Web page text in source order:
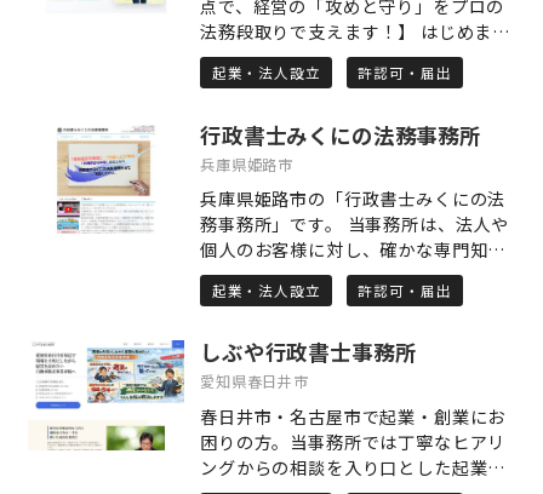
も会社経営において重要です。そのた
めにも、日ごろからどんなことであっ
てもご相談していただけるよう、経営
者の皆様とお会いする貴重な時間を今
後も大切にしていきたいと思っており
ます。
点で、経営の「攻めと守り」をプロの
法務段取りで支えます！】 はじめまし
て。 千葉県北西部（流山・柏・松戸エ
リア）を拠点とする「行政書士むらた
事務所は「丁寧な対応と、迅速な実
行。事業を、前へ。」をモットーに、
設立・許認可から契約まで、お客様の
大切な事業を止めず、さらに加速させ
るための最適な段取りをご提案する専
門家です。 ■ 当事務所が選ばれる「3
つの約束」 1. 「法律」を「武器」に変
える 複雑な法規制をただ守るだけでな
く、元ITエンジニア時代に培った論理
的思考力で、お客様が有利に事業を進
められるための最適な活用法をご提案
します。 2. 孤独な決断に寄り添う 人
材会社役員としての経営経験があるか
らこそ、経営者の皆様の孤独と責任の
重さを深く理解しています。 単なる代
起業・法人設立 許認可・届出
行政書士みくにの法務事務所
兵庫県姫路市
兵庫県姫路市の「行政書士みくにの法
務事務所」です。 当事務所は、法人や
個人のお客様に対し、確かな専門知識
と高品質なサービスでお応えしていま
す。建設業許申請、在留資格関連、法
手続きなど、幅広い分野をカバーして
います。また、外国人登録やビザ申請
国人のお客様も安心してご相談いただ
けます。行政手続きには多くの要件や
種類があり、申請書類も複雑です。で
起業・法人設立 許認可・届出
しぶや行政書士事務所
愛知県春日井市
春日井市・名古屋市で起業・創業にお
困りの方。当事務所では丁寧なヒアリ
ングからの相談を入り口とした起業・